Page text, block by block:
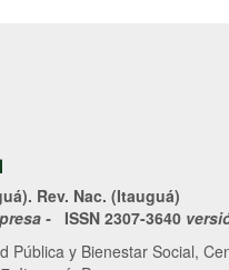
Rev. Nac. (Itauguá)
- ISSN 2307-3640
Pública y Bienestar Social,